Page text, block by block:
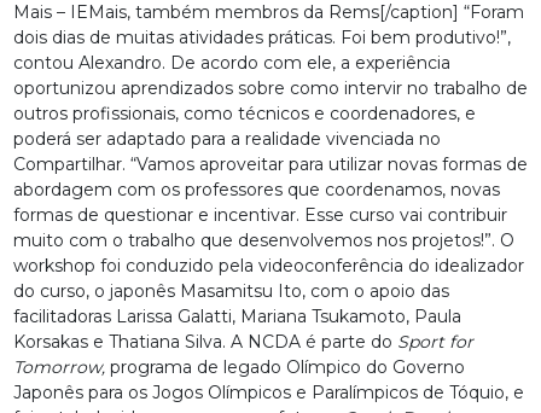
Mais – IEMais, também membros da Rems[/caption] “Foram
dois dias de muitas atividades práticas. Foi bem produtivo!”,
contou Alexandro. De acordo com ele, a experiência
oportunizou aprendizados sobre como intervir no trabalho de
outros profissionais, como técnicos e coordenadores, e
poderá ser adaptado para a realidade vivenciada no
Compartilhar. “Vamos aproveitar para utilizar novas formas de
abordagem com os professores que coordenamos, novas
formas de questionar e incentivar. Esse curso vai contribuir
muito com o trabalho que desenvolvemos nos projetos!”. O
workshop foi conduzido pela videoconferência do idealizador
do curso, o japonês Masamitsu Ito, com o apoio das
facilitadoras Larissa Galatti, Mariana Tsukamoto, Paula
Korsakas e Thatiana Silva. A NCDA é parte do Sport for
Tomorrow,programa de legado Olímpico do Governo
Japonês para os Jogos Olímpicos e Paralímpicos de Tóquio, e